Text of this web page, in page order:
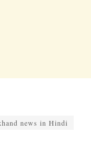
news in Hindi